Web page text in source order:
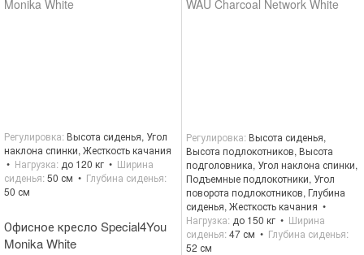
Офисное кресло Special4You
Monika White
Регулировка Высота сиденья, Угол
наклона спинки, Жесткость качания
Нагрузка до 120 кг
Ширина
сиденья 50 см
Глубина сиденья
50 см
Регулировка Высота сиденья,
Высота подлокотников, Высота
подголовника, Угол наклона спинки,
Подъемные подлокотники, Угол
поворота подлокотников, Глубина
сиденья, Жесткость качания
Нагрузка до 150 кг
Ширина
сиденья 47 см
Глубина сиденья
52 см